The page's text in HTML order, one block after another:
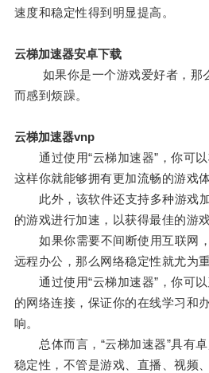
速度和稳定性得到明显提高。
云梯加速器安卓下载
如果你是一个游戏爱好者，那
而感到烦躁。
云梯加速器vnp
通过使用“云梯加速器”，你可以
这样你就能够拥有更加流畅的游戏体
此外，该软件还支持多种游戏加
的游戏进行加速，以获得最佳的游戏
如果你需要不间断使用互联网
远程办公，那么网络稳定性就尤为重
通过使用“云梯加速器”，你可以
的网络连接，保证你的在线学习和
响。
总体而言，“云梯加速器”具有卓
稳定性，不管是游戏、直播、视频